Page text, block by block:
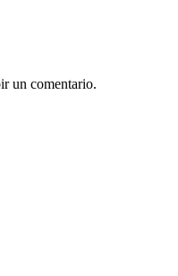
un comentario.